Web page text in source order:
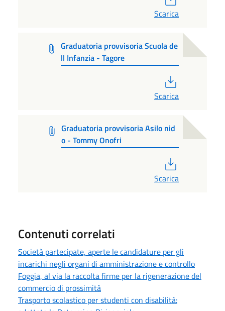
Scarica
Graduatoria provvisoria Scuola de
ll Infanzia - Tagore
Scarica
Graduatoria provvisoria Asilo nid
o - Tommy Onofri
Scarica
Contenuti correlati
Società partecipate, aperte le candidature per gli
incarichi negli organi di amministrazione e controllo
Foggia, al via la raccolta firme per la rigenerazione del
commercio di prossimità
Trasporto scolastico per studenti con disabilità: